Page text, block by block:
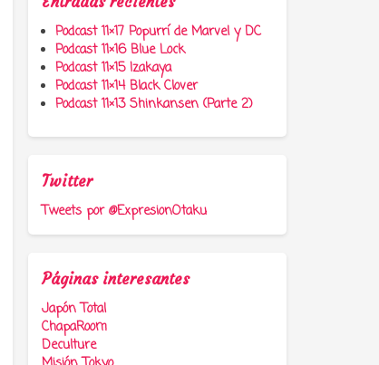
Podcast 11×17 Popurrí de Marvel y DC
Podcast 11×16 Blue Lock
Podcast 11×15 Izakaya
Podcast 11×14 Black Clover
Podcast 11×13 Shinkansen (Parte 2)
Twitter
Tweets por @ExpresionOtaku
Páginas interesantes
Japón Total
ChapaRoom
Deculture